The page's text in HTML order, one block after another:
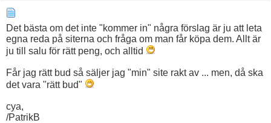
Det bästa om det inte "kommer in" några förslag är ju att leta
egna reda på siterna och fråga om man får köpa dem. Allt är
ju till salu för rätt peng, och alltid
Får jag rätt bud så säljer jag "min" site rakt av ... men, då ska
det vara "rätt bud"
cya,
/PatrikB